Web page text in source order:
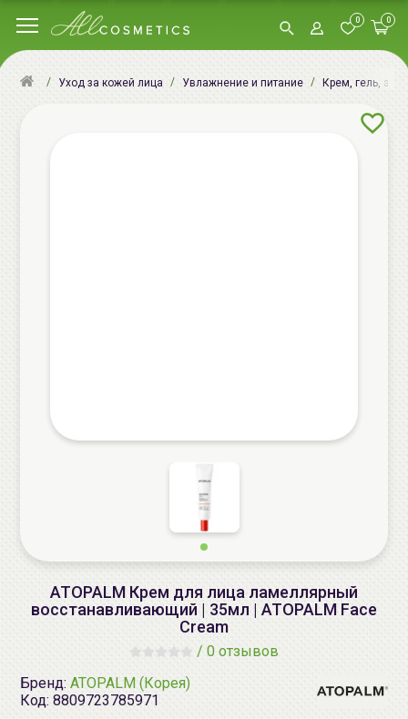
0 0
Уход за кожей лица Увлажнение и питание Крем, гель,
ATOPALM Крем для лица ламеллярный
восстанавливающий | 35мл | ATOPALM Face
Cream
/ 0 отзывов
Бренд: ATOPALM (Корея)
Код: 8809723785971